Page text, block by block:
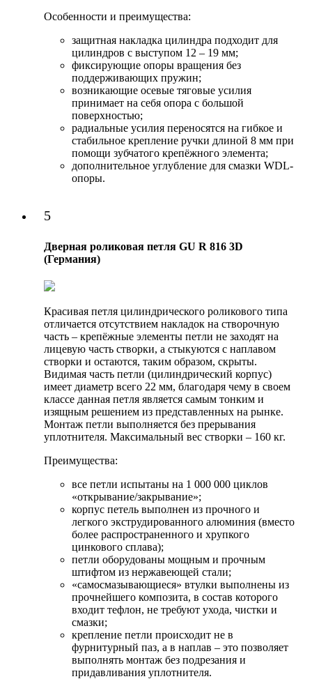
Особенности и преимущества:
защитная накладка цилиндра подходит для
цилиндров с выступом 12 – 19 мм;
фиксирующие опоры вращения без
поддерживающих пружин;
возникающие осевые тяговые усилия
принимает на себя опора с большой
поверхностью;
радиальные усилия переносятся на гибкое и
стабильное крепление ручки длиной 8 мм при
помощи зубчатого крепёжного элемента;
дополнительное углубление для смазки WDL-
опоры.
5
Дверная роликовая петля GU R 816 3D
(Германия)
Красивая петля цилиндрического роликового типа
отличается отсутствием накладок на створочную
часть – крепёжные элементы петли не заходят на
лицевую часть створки, а стыкуются с наплавом
створки и остаются, таким образом, скрыты.
Видимая часть петли (цилиндрический корпус)
имеет диаметр всего 22 мм, благодаря чему в своем
классе данная петля является самым тонким и
изящным решением из представленных на рынке.
Монтаж петли выполняется без прерывания
уплотнителя. Максимальный вес створки – 160 кг.
Преимущества:
все петли испытаны на 1 000 000 циклов
«открывание/закрывание»;
корпус петель выполнен из прочного и
легкого экструдированного алюминия (вместо
более распространенного и хрупкого
цинкового сплава);
петли оборудованы мощным и прочным
штифтом из нержавеющей стали;
«самосмазывающиеся» втулки выполнены из
прочнейшего композита, в состав которого
входит тефлон, не требуют ухода, чистки и
смазки;
крепление петли происходит не в
фурнитурный паз, а в наплав – это позволяет
выполнять монтаж без подрезания и
придавливания уплотнителя.